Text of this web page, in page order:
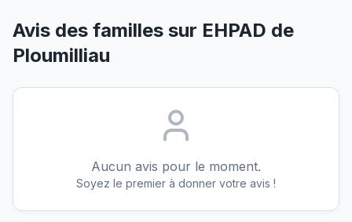
Avis des familles sur EHPAD de
Ploumilliau
Aucun avis pour le moment.
Soyez le premier à donner votre avis !